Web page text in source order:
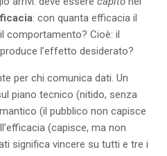
: con quanta efficacia il
comportamento? Cioè: il
l’effetto desiderato?
per chi comunica dati. Un
piano tecnico (nitido, senza
(il pubblico non capisce
(capisce, ma non
significa vincere su tutti e tre i